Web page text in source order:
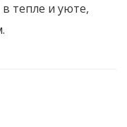
тепле и уюте,